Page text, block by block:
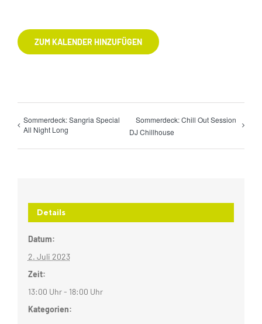
ZUM KALENDER HINZUFÜGEN
Sommerdeck: Sangria Special
All Night Long
Sommerdeck: Chill Out Session
DJ Chillhouse
Details
Datum:
2. Juli 2023
Zeit:
13:00 Uhr - 18:00 Uhr
Kategorien: